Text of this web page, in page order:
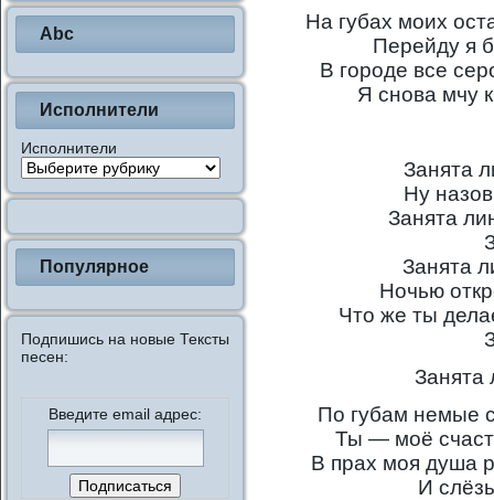
Abc
Исполнители
Исполнители
Популярное
Подпишись на новые Тексты
песен:
Введите email адрес:
На губах моих
Перейду я
В городе все
Я снова мчу
Занята
Ну
Занята
Занята
Ночью
Что же ты
Занята
По губам немые
Ты — моё
В прах моя душа
И